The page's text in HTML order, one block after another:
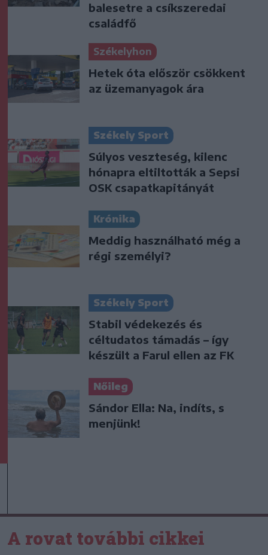
balesetre a csíkszeredai
családfő
Székelyhon
Hetek óta először csökkent
az üzemanyagok ára
Székely Sport
Súlyos veszteség, kilenc
hónapra eltiltották a Sepsi
OSK csapatkapitányát
Krónika
Meddig használható még a
régi személyi?
Székely Sport
Stabil védekezés és
céltudatos támadás – így
készült a Farul ellen az FK
Nőileg
Sándor Ella: Na, indíts, s
menjünk!
A rovat további cikkei